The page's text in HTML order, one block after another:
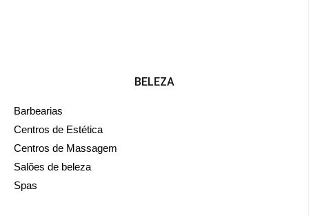
BELEZA
Barbearias
Centros de Estética
Centros de Massagem
Salões de beleza
Spas